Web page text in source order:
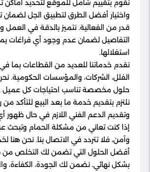
نقوم بتقييم شامل للموقع لتحديد أماكن
واختيار أفضل الطرق لتطبيق الجل
قدر من الفعالية. نتميز بالدقة في العمل
التفاصيل لضمان عدم وجود أي فراغات
استغلالها.
نقدم خدماتنا للعديد من القطاعات بما في
الفلل، الشركات، والمؤسسات الحكومية.
حلول مخصصة تناسب احتياجات كل عميل
نلتزم بتقديم خدمة ما بعد البيع للتأكد من
وتقديم الدعم الفني اللازم في حال ظهور
إذا كنت تعاني من مشكلة الحمام وتبحث
وآمن، فلا تتردد في الاتصال بنا. نحن هنا
أفضل الحلول التي تضمن لك التخلص من
بشكل نهائي. نضمن لك الجودة، الكفاءة،